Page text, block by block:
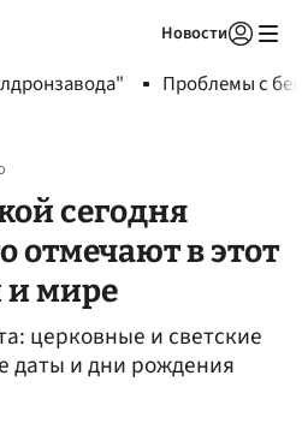
Новости
Проблемы с
сегодня
отмечают в этот
и мире
церковные и светские
даты и дни рождения